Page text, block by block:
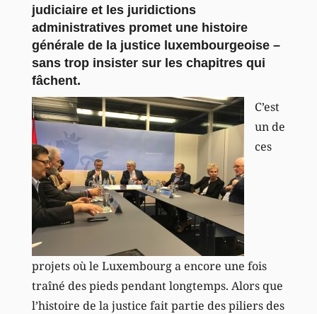
judiciaire et les juridictions
administratives promet une histoire
générale de la justice luxembourgeoise –
sans trop insister sur les chapitres qui
fâchent.
C’est
un de
ces
projets où le Luxembourg a encore une fois
traîné des pieds pendant longtemps. Alors que
l’histoire de la justice fait partie des piliers des